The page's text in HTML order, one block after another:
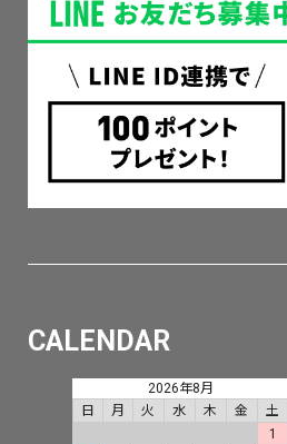
CALENDAR
2026年8月
日
月 火 水 木 金
土
1